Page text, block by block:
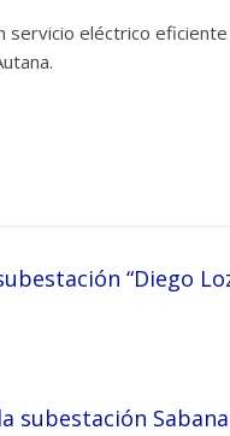
servicio eléctrico
“Diego